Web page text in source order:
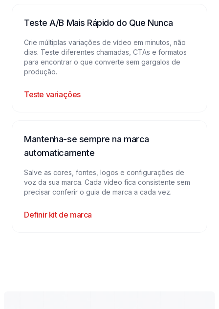
Teste A/B Mais Rápido do Que Nunca
Crie múltiplas variações de vídeo em minutos, não
dias. Teste diferentes chamadas, CTAs e formatos
para encontrar o que converte sem gargalos de
produção.
Teste variações
Mantenha-se sempre na marca
automaticamente
Salve as cores, fontes, logos e configurações de
voz da sua marca. Cada vídeo fica consistente sem
precisar conferir o guia de marca a cada vez.
Definir kit de marca